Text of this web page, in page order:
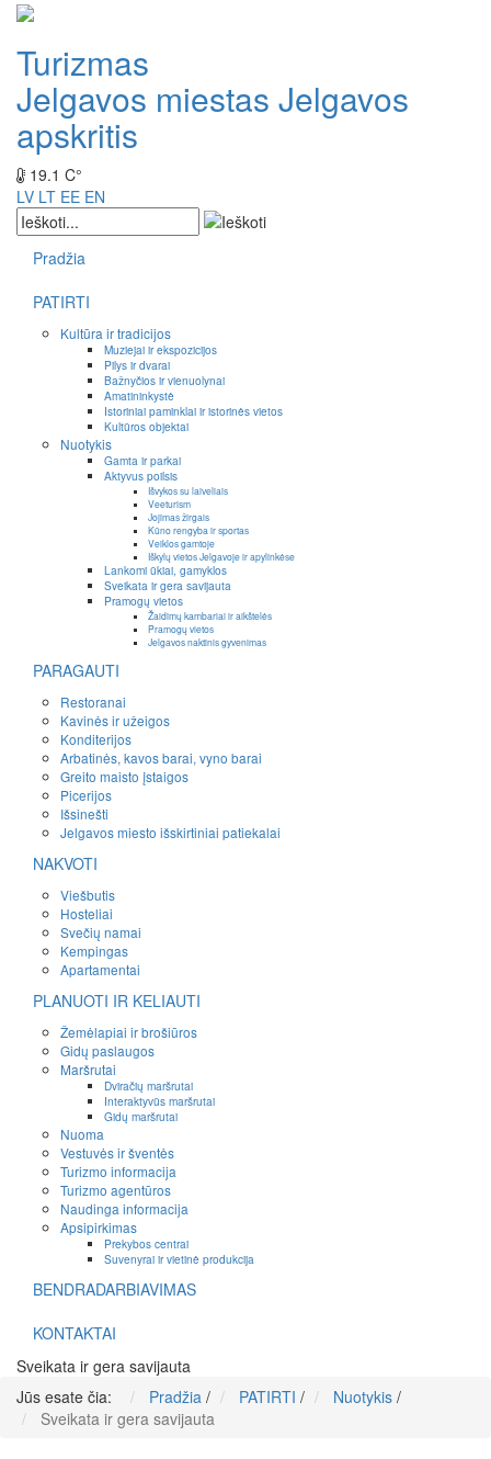
Turizmas
Jelgavos miestas Jelgavos
apskritis
19.1 C°
LV LT EE EN
Pradžia
PATIRTI
Kultūra ir tradicijos
Muziejai ir ekspozicijos
Pilys ir dvarai
Bažnyčios ir vienuolynai
Amatininkystė
Istoriniai paminklai ir istorinės vietos
Kultūros objektai
Nuotykis
Gamta ir parkai
Aktyvus poilsis
Išvykos su laiveliais
Veeturism
Jojimas žirgais
Kūno rengyba ir sportas
Veiklos gamtoje
Iškylų vietos Jelgavoje ir apylinkėse
Lankomi ūkiai, gamyklos
Sveikata ir gera savijauta
Pramogų vietos
Žaidimų kambariai ir aikštelės
Pramogų vietos
Jelgavos naktinis gyvenimas
PARAGAUTI
Restoranai
Kavinės ir užeigos
Konditerijos
Arbatinės, kavos barai, vyno barai
Greito maisto įstaigos
Picerijos
Išsinešti
Jelgavos miesto išskirtiniai patiekalai
NAKVOTI
Viešbutis
Hosteliai
Svečių namai
Kempingas
Apartamentai
PLANUOTI IR KELIAUTI
Žemėlapiai ir brošiūros
Gidų paslaugos
Maršrutai
Dviračių maršrutai
Interaktyvūs maršrutai
Gidų maršrutai
Nuoma
Vestuvės ir šventės
Turizmo informacija
Turizmo agentūros
Naudinga informacija
Apsipirkimas
Prekybos centrai
Suvenyrai ir vietinė produkcija
BENDRADARBIAVIMAS
KONTAKTAI
Sveikata ir gera savijauta
Jūs esate čia:
Pradžia / PATIRTI / Nuotykis /
Sveikata ir gera savijauta